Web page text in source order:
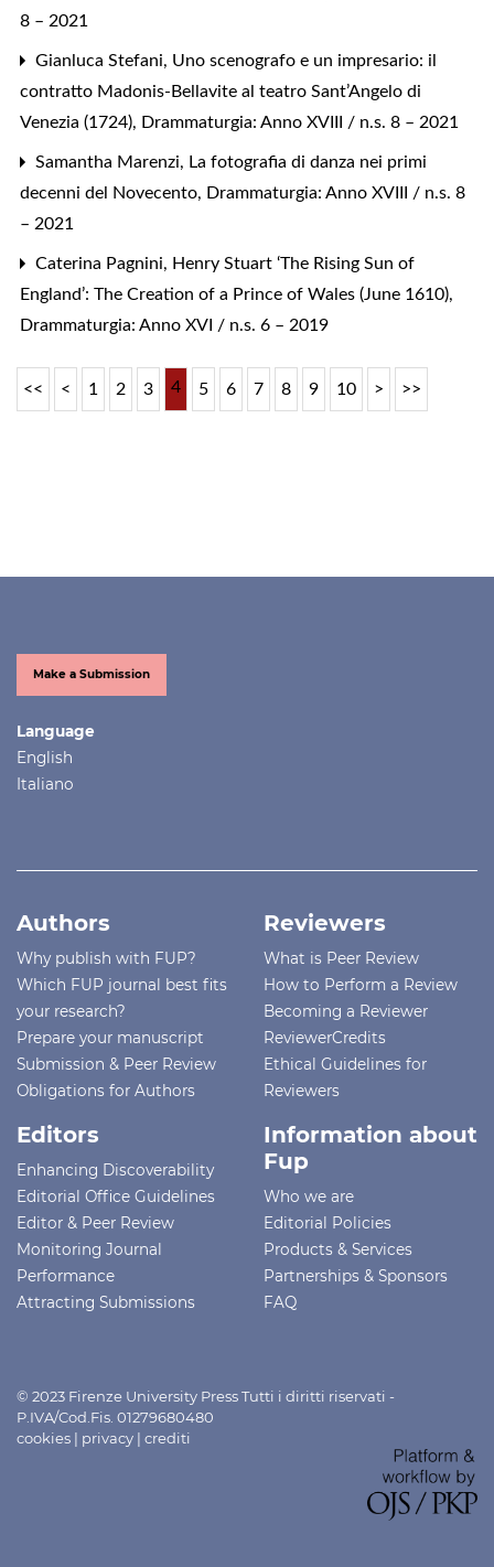
8 – 2021
Gianluca Stefani, Uno scenografo e un impresario: il
contratto Madonis-Bellavite al teatro Sant’Angelo di
Venezia (1724), Drammaturgia: Anno XVIII / n.s. 8 – 2021
Samantha Marenzi, La fotografia di danza nei primi
decenni del Novecento, Drammaturgia: Anno XVIII / n.s. 8
– 2021
Caterina Pagnini, Henry Stuart ‘The Rising Sun of
England’: The Creation of a Prince of Wales (June 1610),
Drammaturgia: Anno XVI / n.s. 6 – 2019
<< < 1 2 3 4 5 6 7 8 9 10 > >>
Make a Submission
Language
English
Italiano
Authors
Why publish with FUP?
Which FUP journal best fits
your research?
Prepare your manuscript
Submission & Peer Review
Obligations for Authors
Reviewers
What is Peer Review
How to Perform a Review
Becoming a Reviewer
ReviewerCredits
Ethical Guidelines for
Reviewers
Editors
Enhancing Discoverability
Editorial Office Guidelines
Editor & Peer Review
Monitoring Journal
Performance
Attracting Submissions
Information about
Fup
Who we are
Editorial Policies
Products & Services
Partnerships & Sponsors
FAQ
© 2023 Firenze University Press Tutti i diritti riservati -
P.IVA/Cod.Fis. 01279680480
cookies | privacy | crediti